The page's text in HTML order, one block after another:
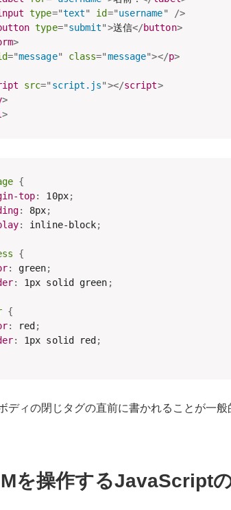
type="text" id="username"
/>
type="submit">送信</button>
>
="message" class="message"></p>
src="script.js"></script>
>
>
{
top: 10px;
: 8px;
: inline-block;
{
: green;
: 1px solid green ;
{
: red ;
: 1px solid red ;
ディの閉じタグの直前に書かれることが一
を操作するJavaScript